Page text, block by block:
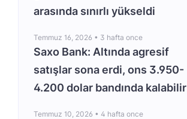
arasında sınırlı yükseldi
Temmuz 16, 2026 • 3 hafta once
Saxo Bank: Altında agresif
satışlar sona erdi, ons 3.950-
4.200 dolar bandında kalabilir
Temmuz 10, 2026 • 4 hafta once